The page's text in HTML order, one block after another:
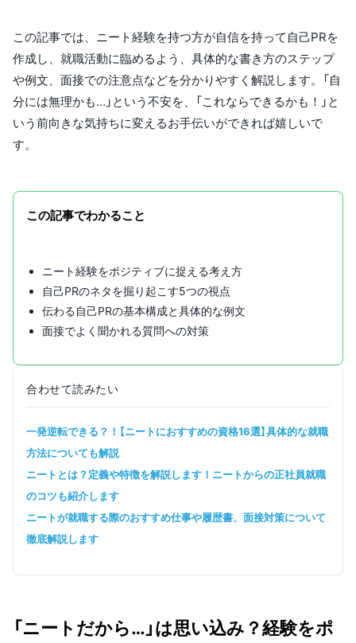
この記事では、ニート経験を持つ方が自信を持って自己PRを
作成し、就職活動に臨めるよう、具体的な書き方のステップ
や例文、面接での注意点などを分かりやすく解説します。「自
分には無理かも…」という不安を、「これならできるかも！」と
いう前向きな気持ちに変えるお手伝いができれば嬉しいで
す。
この記事でわかること
ニート経験をポジティブに捉える考え方
自己PRのネタを掘り起こす5つの視点
伝わる自己PRの基本構成と具体的な例文
面接でよく聞かれる質問への対策
合わせて読みたい
一発逆転できる？！【ニートにおすすめの資格16選】具体的な就職
方法についても解説
ニートとは？定義や特徴を解説します！ニートからの正社員就職
のコツも紹介します
ニートが就職する際のおすすめ仕事や履歴書、面接対策について
徹底解説します
「ニートだから…」は思い込み？経験をポ